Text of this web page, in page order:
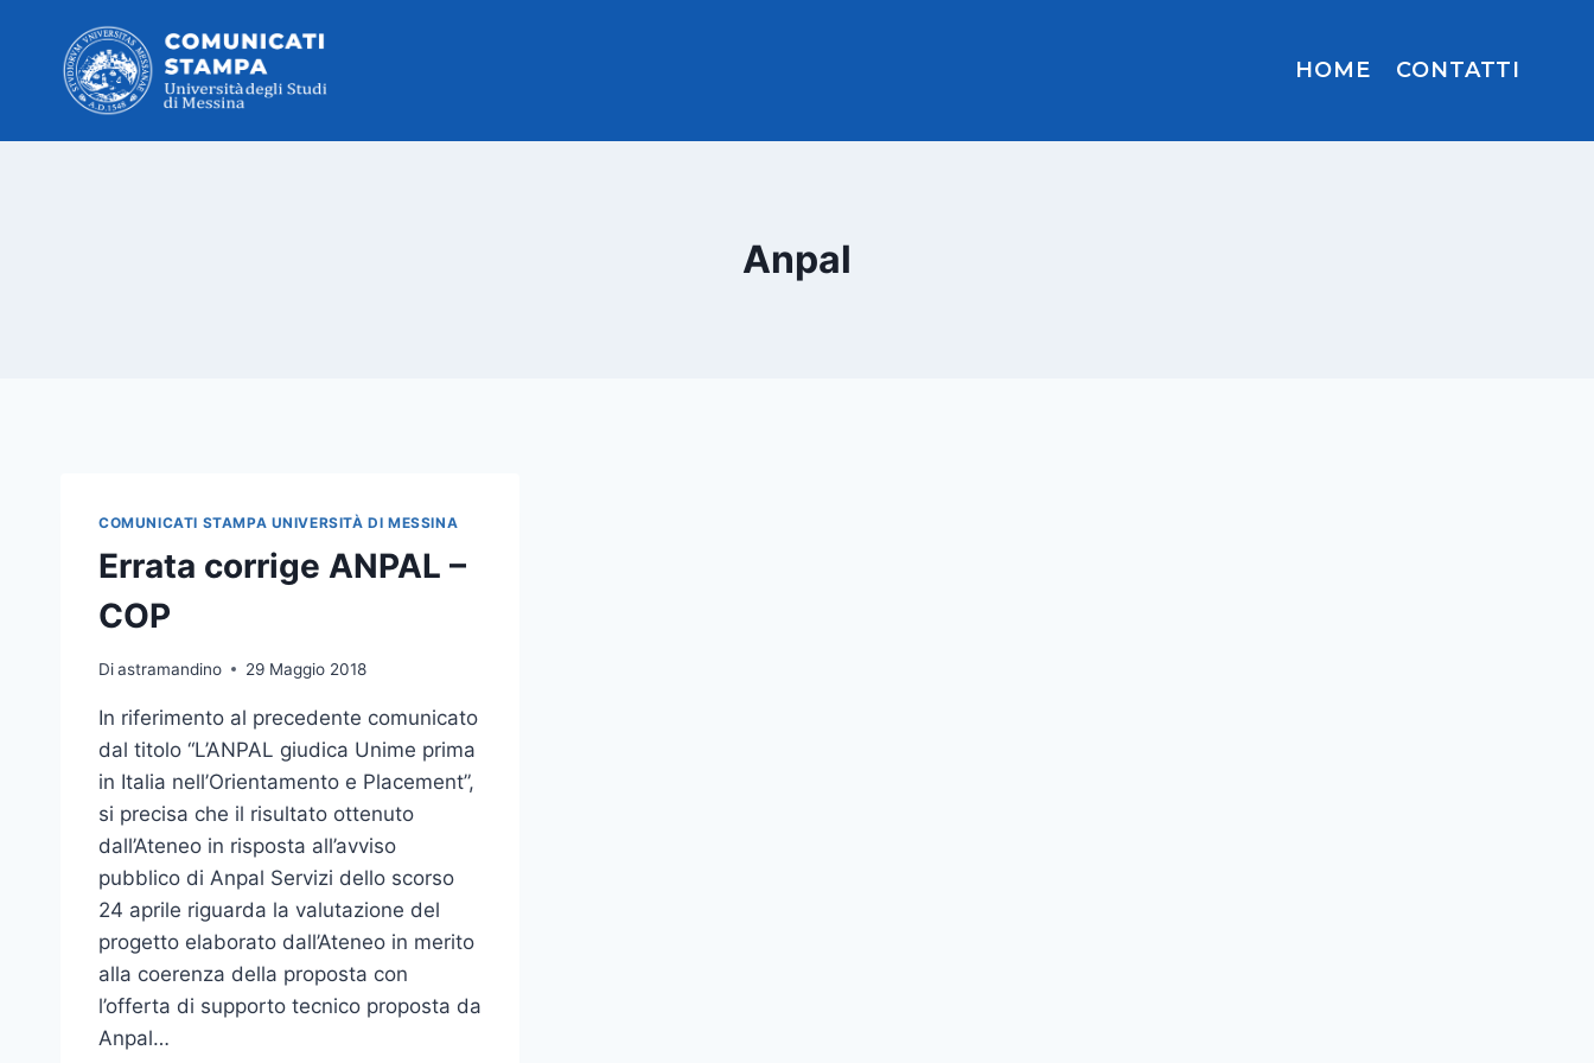
contenuto
HOME CONTATTI
Anpal
COMUNICATI STAMPA UNIVERSITÀ DI MESSINA
Errata corrige ANPAL –
COP
Diastramandino 29 Maggio 2018
In riferimento al precedente comunicato
dal titolo “L’ANPAL giudica Unime prima
in Italia nell’Orientamento e Placement”,
si precisa che il risultato ottenuto
dall’Ateneo in risposta all’avviso
pubblico di Anpal Servizi dello scorso
24 aprile riguarda la valutazione del
progetto elaborato dall’Ateneo in merito
alla coerenza della proposta con
l’offerta di supporto tecnico proposta da
Anpal…